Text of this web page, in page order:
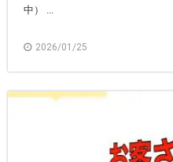
中） ...
2026/01/25